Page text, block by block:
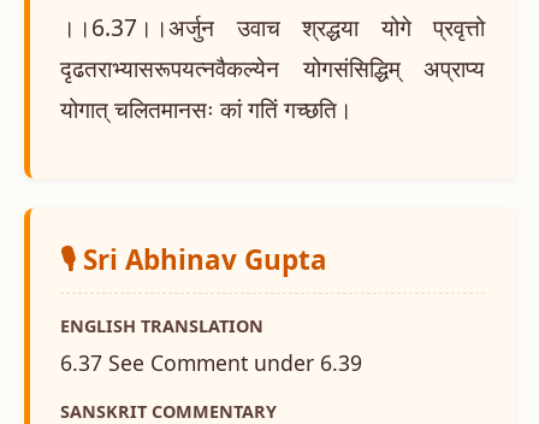
।।6.37।।अर्जुन उवाच श्रद्धया योगे प्रवृत्तो
दृढतराभ्यासरूपयत्नवैकल्येन योगसंसिद्धिम् अप्राप्य
योगात् चलितमानसः कां गतिं गच्छति।
🎙️ Sri Abhinav Gupta
ENGLISH TRANSLATION
6.37 See Comment under 6.39
SANSKRIT COMMENTARY